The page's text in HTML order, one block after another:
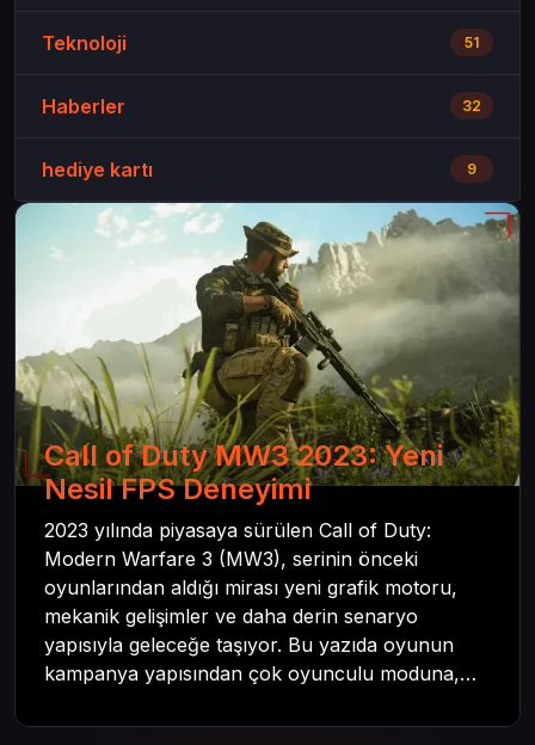
Teknoloji 51
Haberler 32
hediye kartı 9
Call of Duty MW3 2023: Yeni
Nesil FPS Deneyimi
2023 yılında piyasaya sürülen Call of Duty:
Modern Warfare 3 (MW3), serinin önceki
oyunlarından aldığı mirası yeni grafik motoru,
mekanik gelişimler ve daha derin senaryo
yapısıyla geleceğe taşıyor. Bu yazıda oyunun
kampanya yapısından çok oyunculu moduna,
kadar her şeyi kapsamaya çalışacaktır. Tüm